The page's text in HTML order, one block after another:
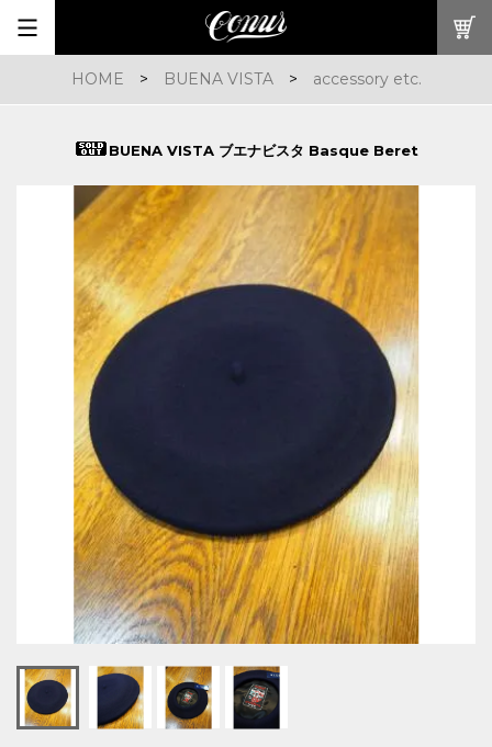
HOME > BUENA VISTA> accessory etc.
BUENA VISTA ブエナビスタ Basque Beret